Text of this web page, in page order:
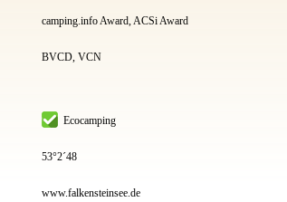
camping.info Award, ACSi Award
BVCD, VCN
Ecocamping
53°2´48
www.falkensteinsee.de